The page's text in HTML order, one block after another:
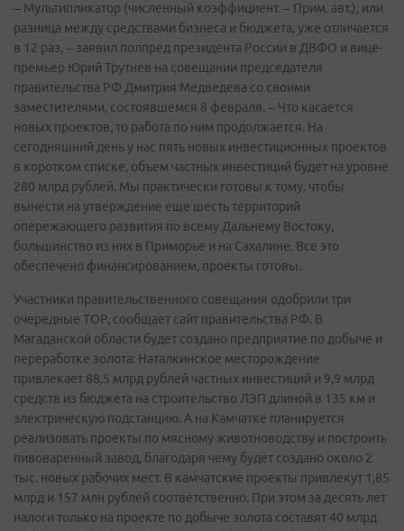
– Мультипликатор (численный коэффициент. – Прим. авт.), или
разница между средствами бизнеса и бюджета, уже отличается
в 12 раз, – заявил полпред президента России в ДВФО и вице-
премьер Юрий Трутнев на совещании председателя
правительства РФ Дмитрия Медведева со своими
заместителями, состоявшемся 8 февраля. – Что касается
новых проектов, то работа по ним продолжается. На
сегодняшний день у нас пять новых инвестиционных проектов
в коротком списке, объем частных инвестиций будет на уровне
280 млрд рублей. Мы практически готовы к тому, чтобы
вынести на утверждение еще шесть территорий
опережающего развития по всему Дальнему Востоку,
большинство из них в Приморье и на Сахалине. Все это
обеспечено финансированием, проекты готовы.
Участники правительственного совещания одобрили три
очередные ТОР, сообщает сайт правительства РФ. В
Магаданской области будет создано предприятие по добыче и
переработке золота: Наталкинское месторождение
привлекает 88,5 млрд рублей частных инвестиций и 9,9 млрд
средств из бюджета на строительство ЛЭП длиной в 135 км и
электрическую подстанцию. А на Камчатке планируется
реализовать проекты по мясному животноводству и построить
пивоваренный завод, благодаря чему будет создано около 2
тыс. новых рабочих мест. В камчатские проекты привлекут 1,85
млрд и 157 млн рублей соответственно. При этом за десять лет
налоги только на проекте по добыче золота составят 40 млрд